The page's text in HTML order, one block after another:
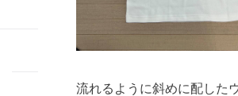
流れるように斜めに配した